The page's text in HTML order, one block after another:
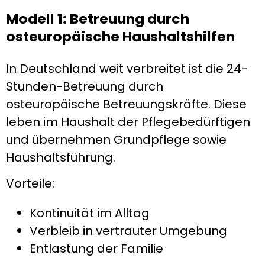
Modell 1: Betreuung durch
osteuropäische Haushaltshilfen
In Deutschland weit verbreitet ist die 24-
Stunden-Betreuung durch
osteuropäische Betreuungskräfte. Diese
leben im Haushalt der Pflegebedürftigen
und übernehmen Grundpflege sowie
Haushaltsführung.
Vorteile:
Kontinuität im Alltag
Verbleib in vertrauter Umgebung
Entlastung der Familie